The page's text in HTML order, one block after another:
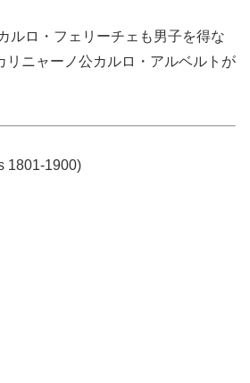
ルロ・フェリーチェも男子を得な
リニャーノ公カルロ・アルベルトが
1801-1900)